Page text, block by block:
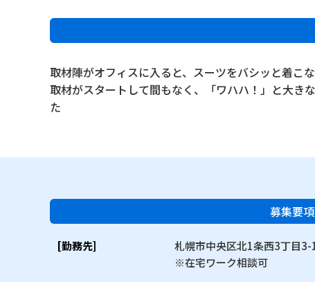
取材陣がオフィスに入ると、スーツをバシッと着こ
取材がスタートして間もなく、「ワハハ！」と大き
た
募集要項
[勤務先]
札幌市中央区北1条西3丁目3-
※在宅ワーク相談可